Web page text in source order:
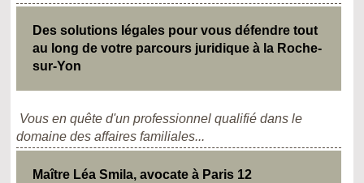
Des solutions légales pour vous défendre tout
au long de votre parcours juridique à la Roche-
sur-Yon
Vous en quête d'un professionnel qualifié dans le
domaine des affaires familiales...
Maître Léa Smila, avocate à Paris 12